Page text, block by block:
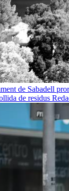
de Sabadell
de residus